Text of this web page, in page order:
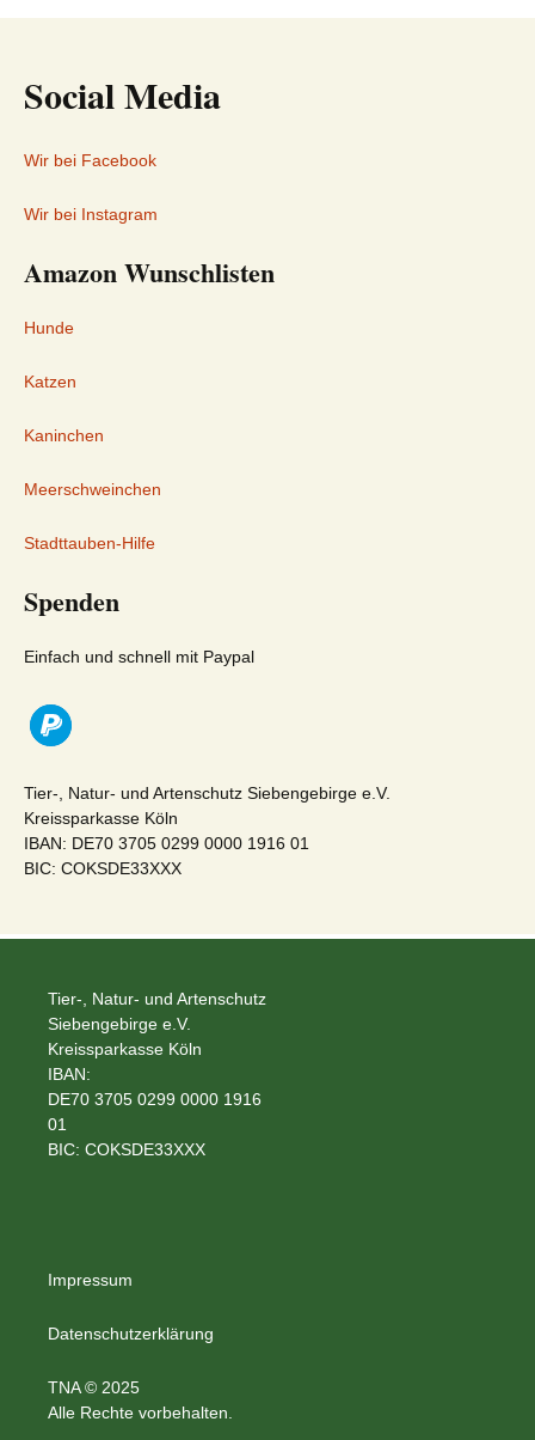
Social Media
Wir bei Facebook
Wir bei Instagram
Amazon Wunschlisten
Hunde
Katzen
Kaninchen
Meerschweinchen
Stadttauben-Hilfe
Spenden
Einfach und schnell mit Paypal
Tier-, Natur- und Artenschutz Siebengebirge e.V.
Kreissparkasse Köln
IBAN: DE70 3705 0299 0000 1916 01
BIC: COKSDE33XXX
Tier-, Natur- und Artenschutz
Siebengebirge e.V.
Kreissparkasse Köln
IBAN:
DE70 3705 0299 0000 1916
01
BIC: COKSDE33XXX
Impressum
Datenschutzerklärung
TNA © 2025
Alle Rechte vorbehalten.